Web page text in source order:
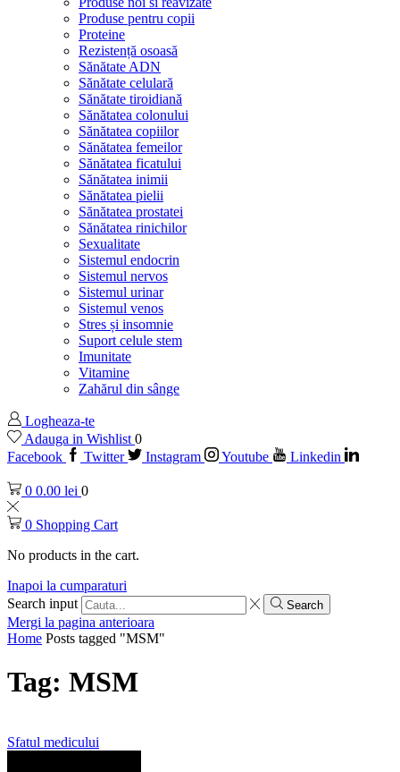
Produse pentru copii
Proteine
Rezistență osoasă
Sănătate ADN
Sănătate celulară
Sănătate tiroidiană
Sănătatea colonului
Sănătatea copiilor
Sănătatea femeilor
Sănătatea ficatului
Sănătatea inimii
Sănătatea pielii
Sănătatea prostatei
Sănătatea rinichilor
Sexualitate
Sistemul endocrin
Sistemul nervos
Sistemul urinar
Sistemul venos
Stres și insomnie
Suport celule stem
Imunitate
Vitamine
Zahărul din sânge
Logheaza-te
Adauga in Wishlist 0
Facebook
Twitter Instagram Youtube Linkedin
0 0.00 lei 0
0 Shopping Cart
No products in the cart.
Inapoi la cumparaturi
Search input
Search
Mergi la pagina anterioara
Home Posts tagged "MSM"
Tag: MSM
Sfatul medicului